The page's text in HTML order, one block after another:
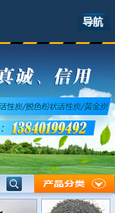
关于我们
产品展示
最新资讯
应用领域
联系我们